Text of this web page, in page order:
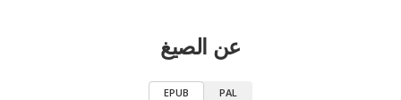
عن الصيغ
EPUB PAL